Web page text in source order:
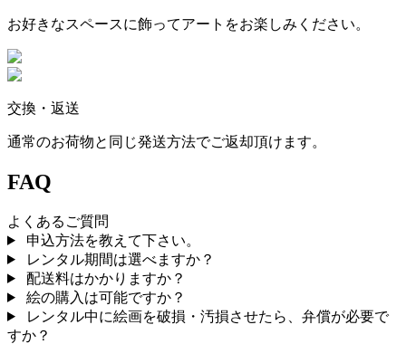
お好きなスペースに飾ってアートをお楽しみください。
交換・返送
通常のお荷物と同じ発送方法でご返却頂けます。
FAQ
よくあるご質問
申込方法を教えて下さい。
レンタル期間は選べますか？
配送料はかかりますか？
絵の購入は可能ですか？
レンタル中に絵画を破損・汚損させたら、弁償が必要で
すか？